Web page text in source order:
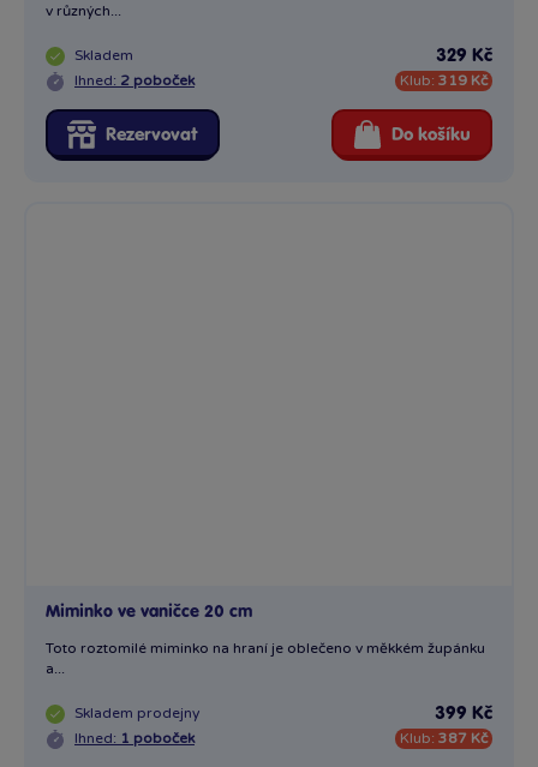
v různých...
Skladem
Ihned: 2 poboček
329 Kč
Klub: 319 Kč
Rezervovat Do košíku
Miminko ve vaničce 20 cm
Toto roztomilé miminko na hraní je oblečeno v měkkém župánku
a...
Skladem prodejny
Ihned: 1 poboček
399 Kč
Klub: 387 Kč